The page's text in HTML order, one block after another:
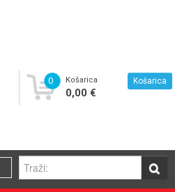
0 Košarica
0,00 €
Košarica